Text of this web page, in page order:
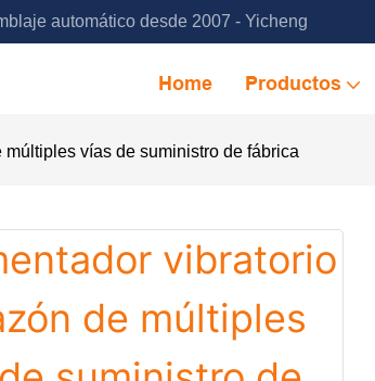
automático desde 2007 - Yicheng
Home Productos
vías de suministro de fábrica